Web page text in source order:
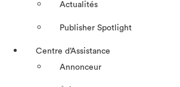
Actualités
Publisher Spotlight
Centre d’Assistance
Annonceur